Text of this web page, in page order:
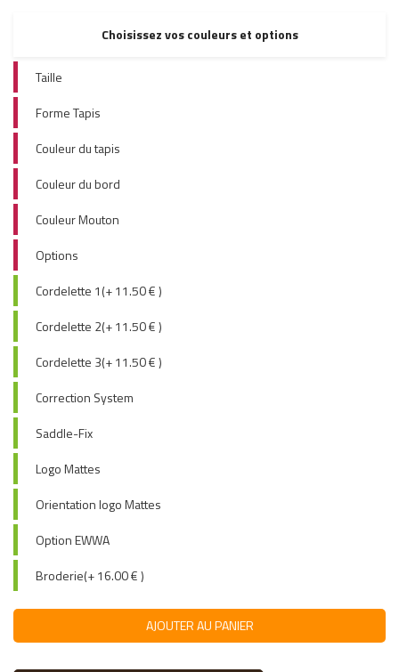
Choisissez vos couleurs et options
Taille
Forme Tapis
Couleur du tapis
Couleur du bord
Couleur Mouton
Options
Cordelette 1(+ 11.50 € )
Cordelette 2(+ 11.50 € )
Cordelette 3(+ 11.50 € )
Correction System
Saddle-Fix
Logo Mattes
Orientation logo Mattes
Option EWWA
Broderie(+ 16.00 € )
AJOUTER AU PANIER